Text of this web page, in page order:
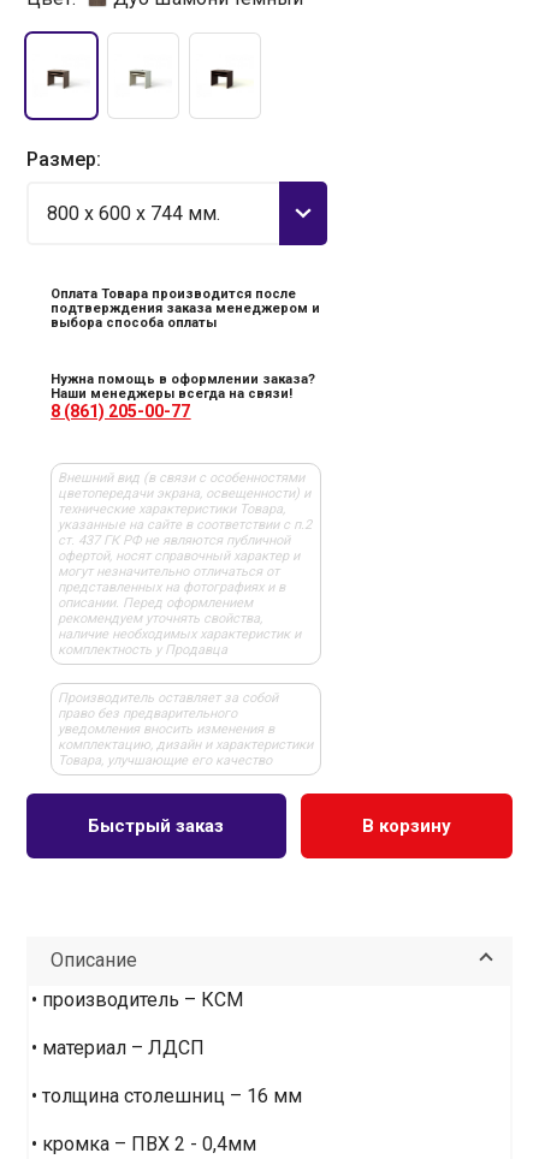
Размер:
800 x 600 x 744 мм.
Оплата Товара производится после
подтверждения заказа менеджером и
выбора способа оплаты
Нужна помощь в оформлении заказа?
Наши менеджеры всегда на связи!
8 (861) 205-00-77
Внешний вид (в связи с особенностями
цветопередачи экрана, освещенности) и
технические характеристики Товара,
указанные на сайте в соответствии с п.2
ст. 437 ГК РФ не являются публичной
офертой, носят справочный характер и
могут незначительно отличаться от
представленных на фотографиях и в
описании. Перед оформлением
рекомендуем уточнять свойства,
наличие необходимых характеристик и
комплектность у Продавца
Производитель оставляет за собой
право без предварительного
уведомления вносить изменения в
комплектацию, дизайн и характеристики
Товара, улучшающие его качество
В корзину
Быстрый заказ
Описание
• производитель – КСМ
• материал – ЛДСП
• толщина столешниц – 16 мм
• кромка – ПВХ 2 - 0,4мм